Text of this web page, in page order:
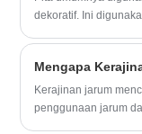
dekoratif. Ini
Mengapa
Kerajinan jarum
penggunaan jarum